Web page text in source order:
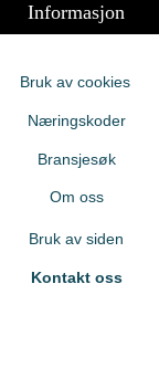
Informasjon
Bruk av cookies
Næringskoder
Bransjesøk
Om oss
Bruk av siden
Kontakt oss